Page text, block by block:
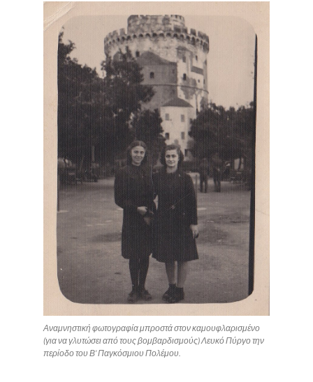
Αναμνηστική φωτογραφία μπροστά στον καμουφλαρισμένο
(για να γλυτώσει από τους βομβαρδισμούς) Λευκό Πύργο την
περίοδο του Β’ Παγκόσμιου Πολέμου.